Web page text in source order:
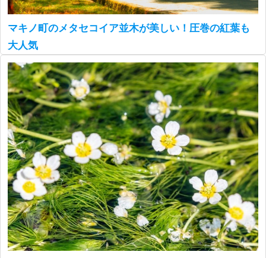
マキノ町のメタセコイア並木が美しい！圧巻の紅葉も
大人気